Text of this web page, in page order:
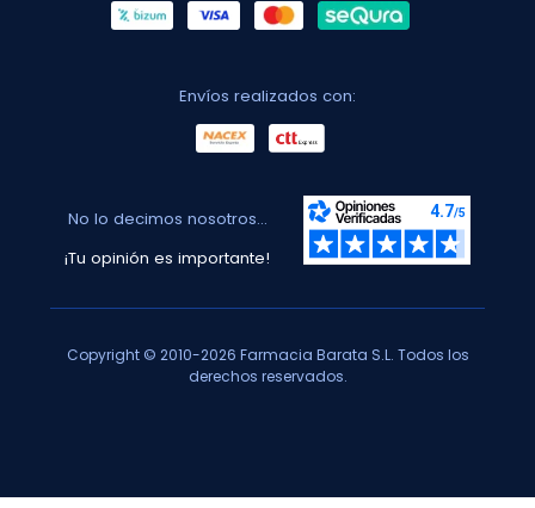
Envíos realizados con:
No lo decimos nosotros...
¡Tu opinión es importante!
Copyright © 2010-2026 Farmacia Barata S.L. Todos los
derechos reservados.